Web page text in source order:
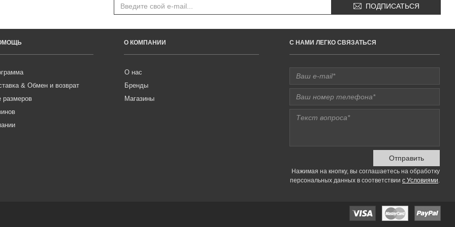
ПОДПИСАТЬСЯ
& Обмен и возврат
размеров
О КОМПАНИИ
О нас
Бренды
Магазины
C НАМИ ЛЕГКО СВЯЗАТЬСЯ
Отправить
Нажимая на кнопку, вы соглашаетесь на обработку
персональных данных в соответствии с Условиями.